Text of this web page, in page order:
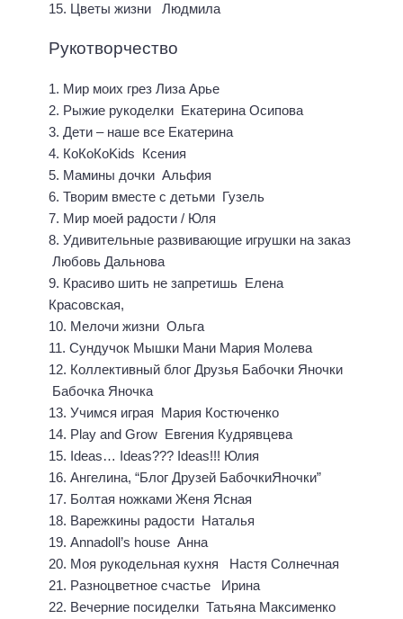
15. Цветы жизни Людмила
Рукотворчество
1. Мир моих грез Лиза Арье
2. Рыжие рукоделки Екатерина Осипова
3. Дети – наше все Екатерина
4. КоКоКоKids Ксения
5. Мамины дочки Альфия
6. Творим вместе с детьми Гузель
7. Мир моей радости / Юля
8. Удивительные развивающие игрушки на заказ
Любовь Дальнова
9. Красиво шить не запретишь Елена
Красовская,
10. Мелочи жизни Ольга
11. Сундучок Мышки Мани Мария Молева
12. Коллективный блог Друзья Бабочки Яночки
Бабочка Яночка
13. Учимся играя Мария Костюченко
14. Play and Grow Евгения Кудрявцева
15. Ideas… Ideas??? Ideas!!! Юлия
16. Ангелина, “Блог Друзей БабочкиЯночки”
17. Болтая ножками Женя Ясная
18. Варежкины радости Наталья
19. Annadoll’s house Анна
20. Моя рукодельная кухня Настя Солнечная
21. Разноцветное счастье Ирина
22. Вечерние посиделки Татьяна Максименко